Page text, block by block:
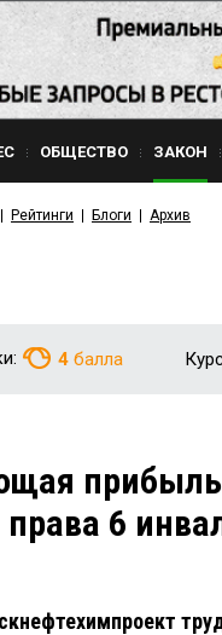
ОБЩЕСТВО ЗАКОН
Рейтинги Блоги Архив
4 балла
6